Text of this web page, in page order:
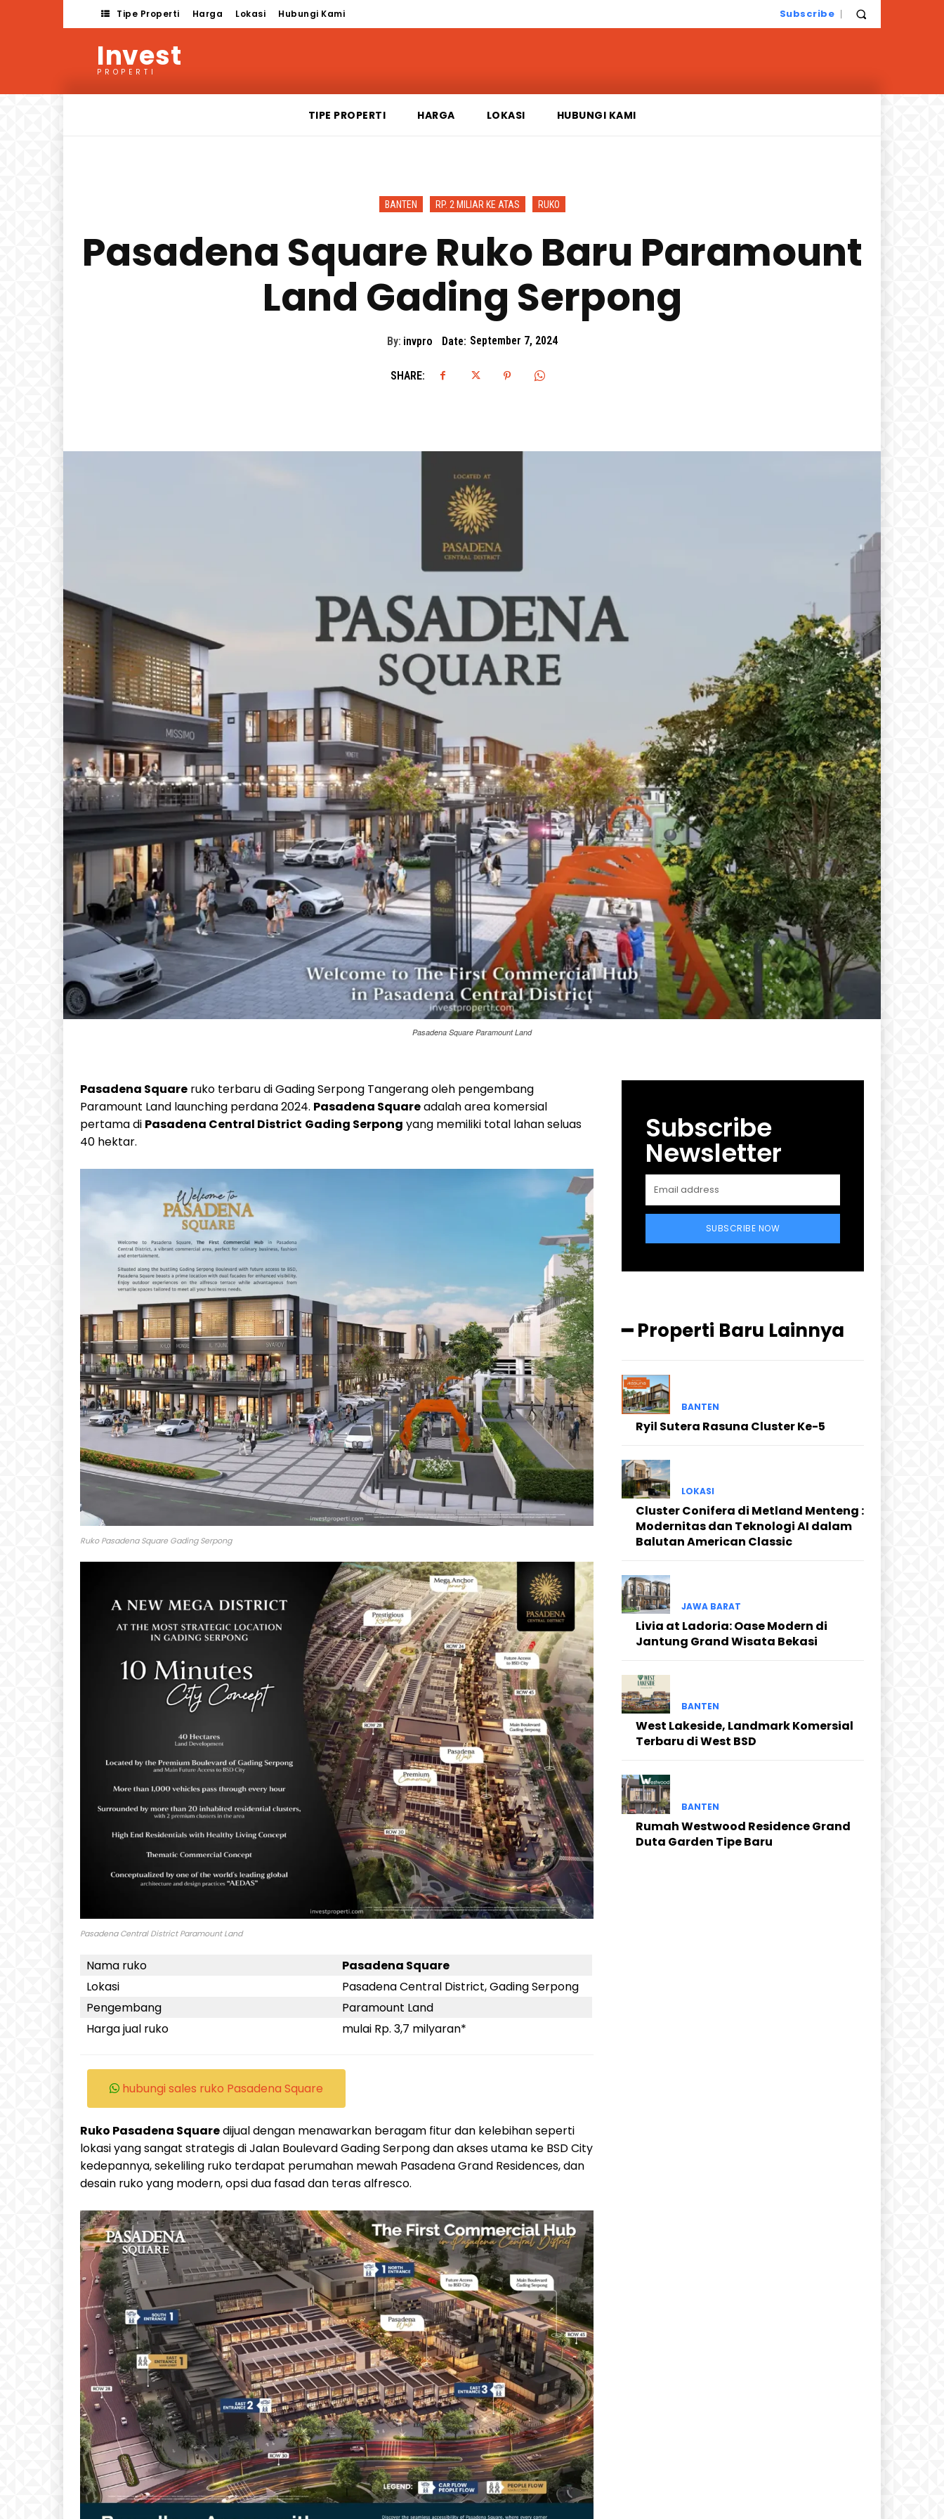
Tipe Properti Harga Lokasi Hubungi Kami Subscribe
Invest
PROPERTI
TIPE PROPERTI HARGA LOKASI HUBUNGI KAMI
BANTEN RP. 2 MILIAR KE ATAS RUKO
Pasadena Square Ruko Baru Paramount
Land Gading Serpong
By: invpro Date: September 7, 2024
SHARE:
Pasadena Square Paramount Land
Pasadena Square ruko terbaru di Gading Serpong Tangerang oleh pengembang
Paramount Land launching perdana 2024. Pasadena Squareadalah area komersial
pertama di Pasadena Central District Gading Serpong yang memiliki total lahan seluas
40 hektar.
Ruko Pasadena Square Gading Serpong
Pasadena Central District Paramount Land
Nama ruko
Pasadena Square
Lokasi
Pasadena Central District, Gading Serpong
Pengembang
Paramount Land
Harga jual ruko
mulai Rp. 3,7 milyaran*
hubungi sales ruko Pasadena Square
Ruko Pasadena Squaredijual dengan menawarkan beragam fitur dan kelebihan seperti
lokasi yang sangat strategis di Jalan Boulevard Gading Serpong dan akses utama ke BSD City
kedepannya, sekeliling ruko terdapat perumahan mewah Pasadena Grand Residences, dan
desain ruko yang modern, opsi dua fasad dan teras alfresco.
Subscribe
Newsletter
SUBSCRIBE NOW
━ Properti Baru Lainnya
BANTEN
Ryil Sutera Rasuna Cluster Ke-5
LOKASI
Cluster Conifera di Metland Menteng :
Modernitas dan Teknologi AI dalam
Balutan American Classic
JAWA BARAT
Livia at Ladoria: Oase Modern di
Jantung Grand Wisata Bekasi
BANTEN
West Lakeside, Landmark Komersial
Terbaru di West BSD
BANTEN
Rumah Westwood Residence Grand
Duta Garden Tipe Baru